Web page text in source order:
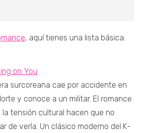
, aquí tienes una lista básica:
on You
surcoreana cae por accidente en
y conoce a un militar. El romance
la tensión cultural hacen que no
de verla. Un clásico moderno del K-